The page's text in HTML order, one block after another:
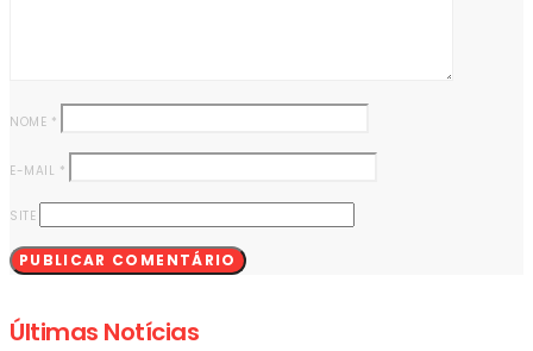
NOME *
E-MAIL *
SITE
Últimas Notícias